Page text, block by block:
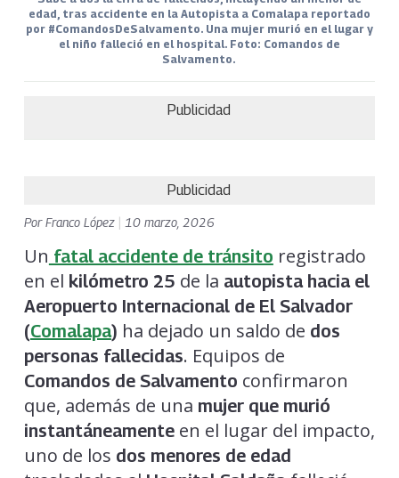
edad, tras accidente en la Autopista a Comalapa reportado
por #ComandosDeSalvamento. Una mujer murió en el lugar y
el niño falleció en el hospital. Foto: Comandos de
Salvamento.
Publicidad
Publicidad
PorFranco López 10 marzo, 2026
Un fatal accidente de tránsito registrado
en el kilómetro 25 de la autopista hacia el
Aeropuerto Internacional de El Salvador
(Comalapa) ha dejado un saldo de dos
personas fallecidas. Equipos de
Comandos de Salvamento confirmaron
que, además de una mujer que murió
instantáneamenteen el lugar del impacto,
uno de los dos menores de edad